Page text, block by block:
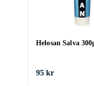
Helosan Salva
95 kr